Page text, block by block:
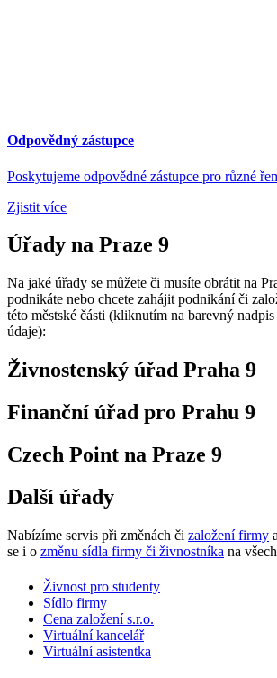
Odpovědný zástupce
Poskytujeme odpovědné zástupce pro různé
Zjistit více
Úřady na Praze 9
Na jaké úřady se můžete či musíte obrátit na
podnikáte nebo chcete zahájit podnikání či
této městské části (kliknutím na barevný
údaje):
Živnostenský úřad Praha 9
Finanční úřad pro Prahu 9
Czech Point na Praze 9
Další úřady
Nabízíme servis při změnách či založení firmy
se i o změnu sídla firmy či živnostníka na
Živnost pro studenty
Sídlo firmy
Cena založení s.r.o.
Virtuální kancelář
Virtuální asistentka